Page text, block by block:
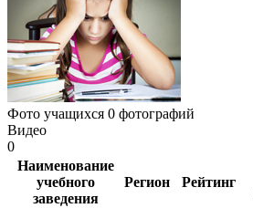
Фото учащихся 0 фотографий
Видео
0
Наименование
учебного
заведения
Регион Рейтинг